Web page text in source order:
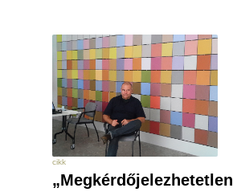
cikk
„Megkérdőjelezhetetlen